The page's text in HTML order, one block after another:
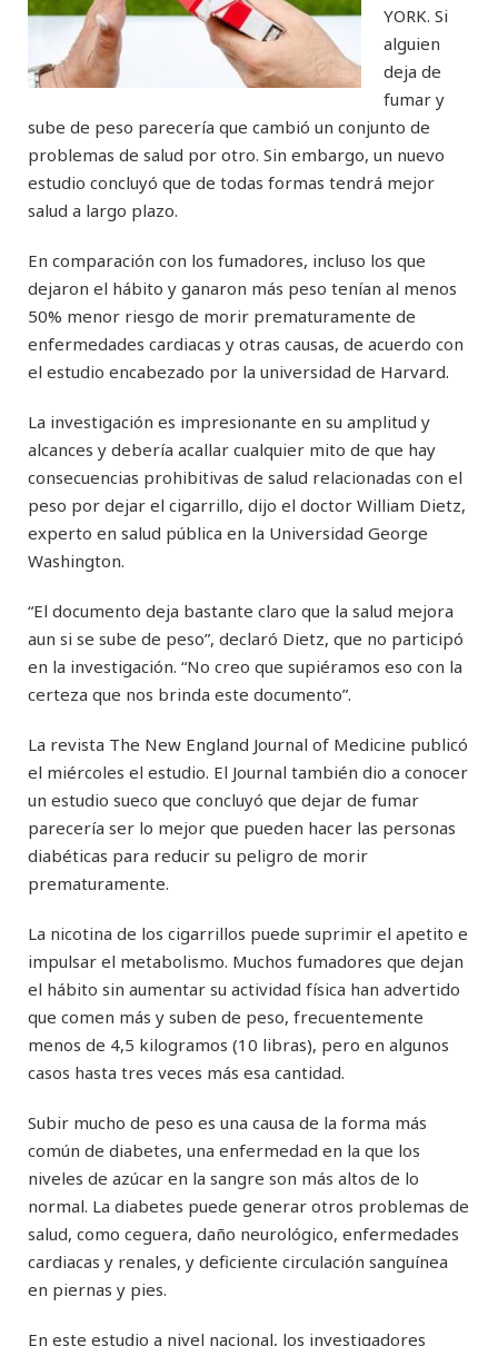
YORK. Si
alguien
deja de
fumar y
sube de peso parecería que cambió un conjunto de
problemas de salud por otro. Sin embargo, un nuevo
estudio concluyó que de todas formas tendrá mejor
salud a largo plazo.
En comparación con los fumadores, incluso los que
dejaron el hábito y ganaron más peso tenían al menos
50% menor riesgo de morir prematuramente de
enfermedades cardiacas y otras causas, de acuerdo con
el estudio encabezado por la universidad de Harvard.
La investigación es impresionante en su amplitud y
alcances y debería acallar cualquier mito de que hay
consecuencias prohibitivas de salud relacionadas con el
peso por dejar el cigarrillo, dijo el doctor William Dietz,
experto en salud pública en la Universidad George
Washington.
“El documento deja bastante claro que la salud mejora
aun si se sube de peso”, declaró Dietz, que no participó
en la investigación. “No creo que supiéramos eso con la
certeza que nos brinda este documento”.
La revista The New England Journal of Medicine publicó
el miércoles el estudio. El Journal también dio a conocer
un estudio sueco que concluyó que dejar de fumar
parecería ser lo mejor que pueden hacer las personas
diabéticas para reducir su peligro de morir
prematuramente.
La nicotina de los cigarrillos puede suprimir el apetito e
impulsar el metabolismo. Muchos fumadores que dejan
el hábito sin aumentar su actividad física han advertido
que comen más y suben de peso, frecuentemente
menos de 4,5 kilogramos (10 libras), pero en algunos
casos hasta tres veces más esa cantidad.
Subir mucho de peso es una causa de la forma más
común de diabetes, una enfermedad en la que los
niveles de azúcar en la sangre son más altos de lo
normal. La diabetes puede generar otros problemas de
salud, como ceguera, daño neurológico, enfermedades
cardiacas y renales, y deficiente circulación sanguínea
en piernas y pies.
En este estudio a nivel nacional, los investigadores